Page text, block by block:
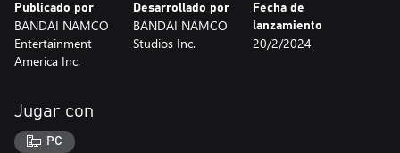
• Kisara
- [Atuendo] Armadura samurái femenina A
- [Atuendo] Armadura samurái femenina B
- [Atuendo] Armadura samurái femenina C
- [Peinado] Rodete samurái femenino C
- [Título] Guerrera devota
Publicado por
BANDAI NAMCO
Entertainment
America Inc.
Desarrollado por
BANDAI NAMCO
Studios Inc.
Fecha de
lanzamiento
20/2/2024
Jugar con
PC